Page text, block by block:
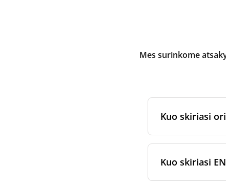
Mes surinkome
Kuo skiriasi
arba jam skirtų
Kuo skiriasi